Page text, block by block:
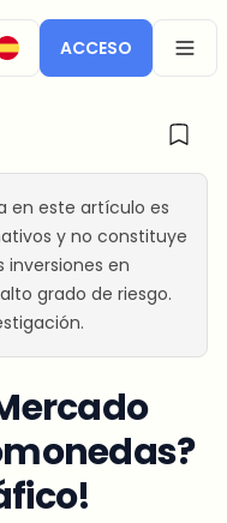
ACCESO
en este artículo es
y no constituye
inversiones en
grado de riesgo.